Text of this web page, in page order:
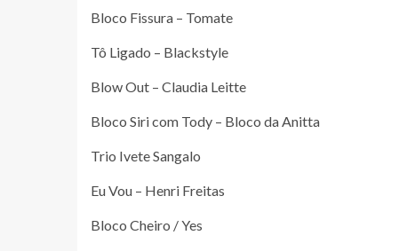
Bloco Fissura – Tomate
Tô Ligado – Blackstyle
Blow Out – Claudia Leitte
Bloco Siri com Tody – Bloco da Anitta
Trio Ivete Sangalo
Eu Vou – Henri Freitas
Bloco Cheiro / Yes